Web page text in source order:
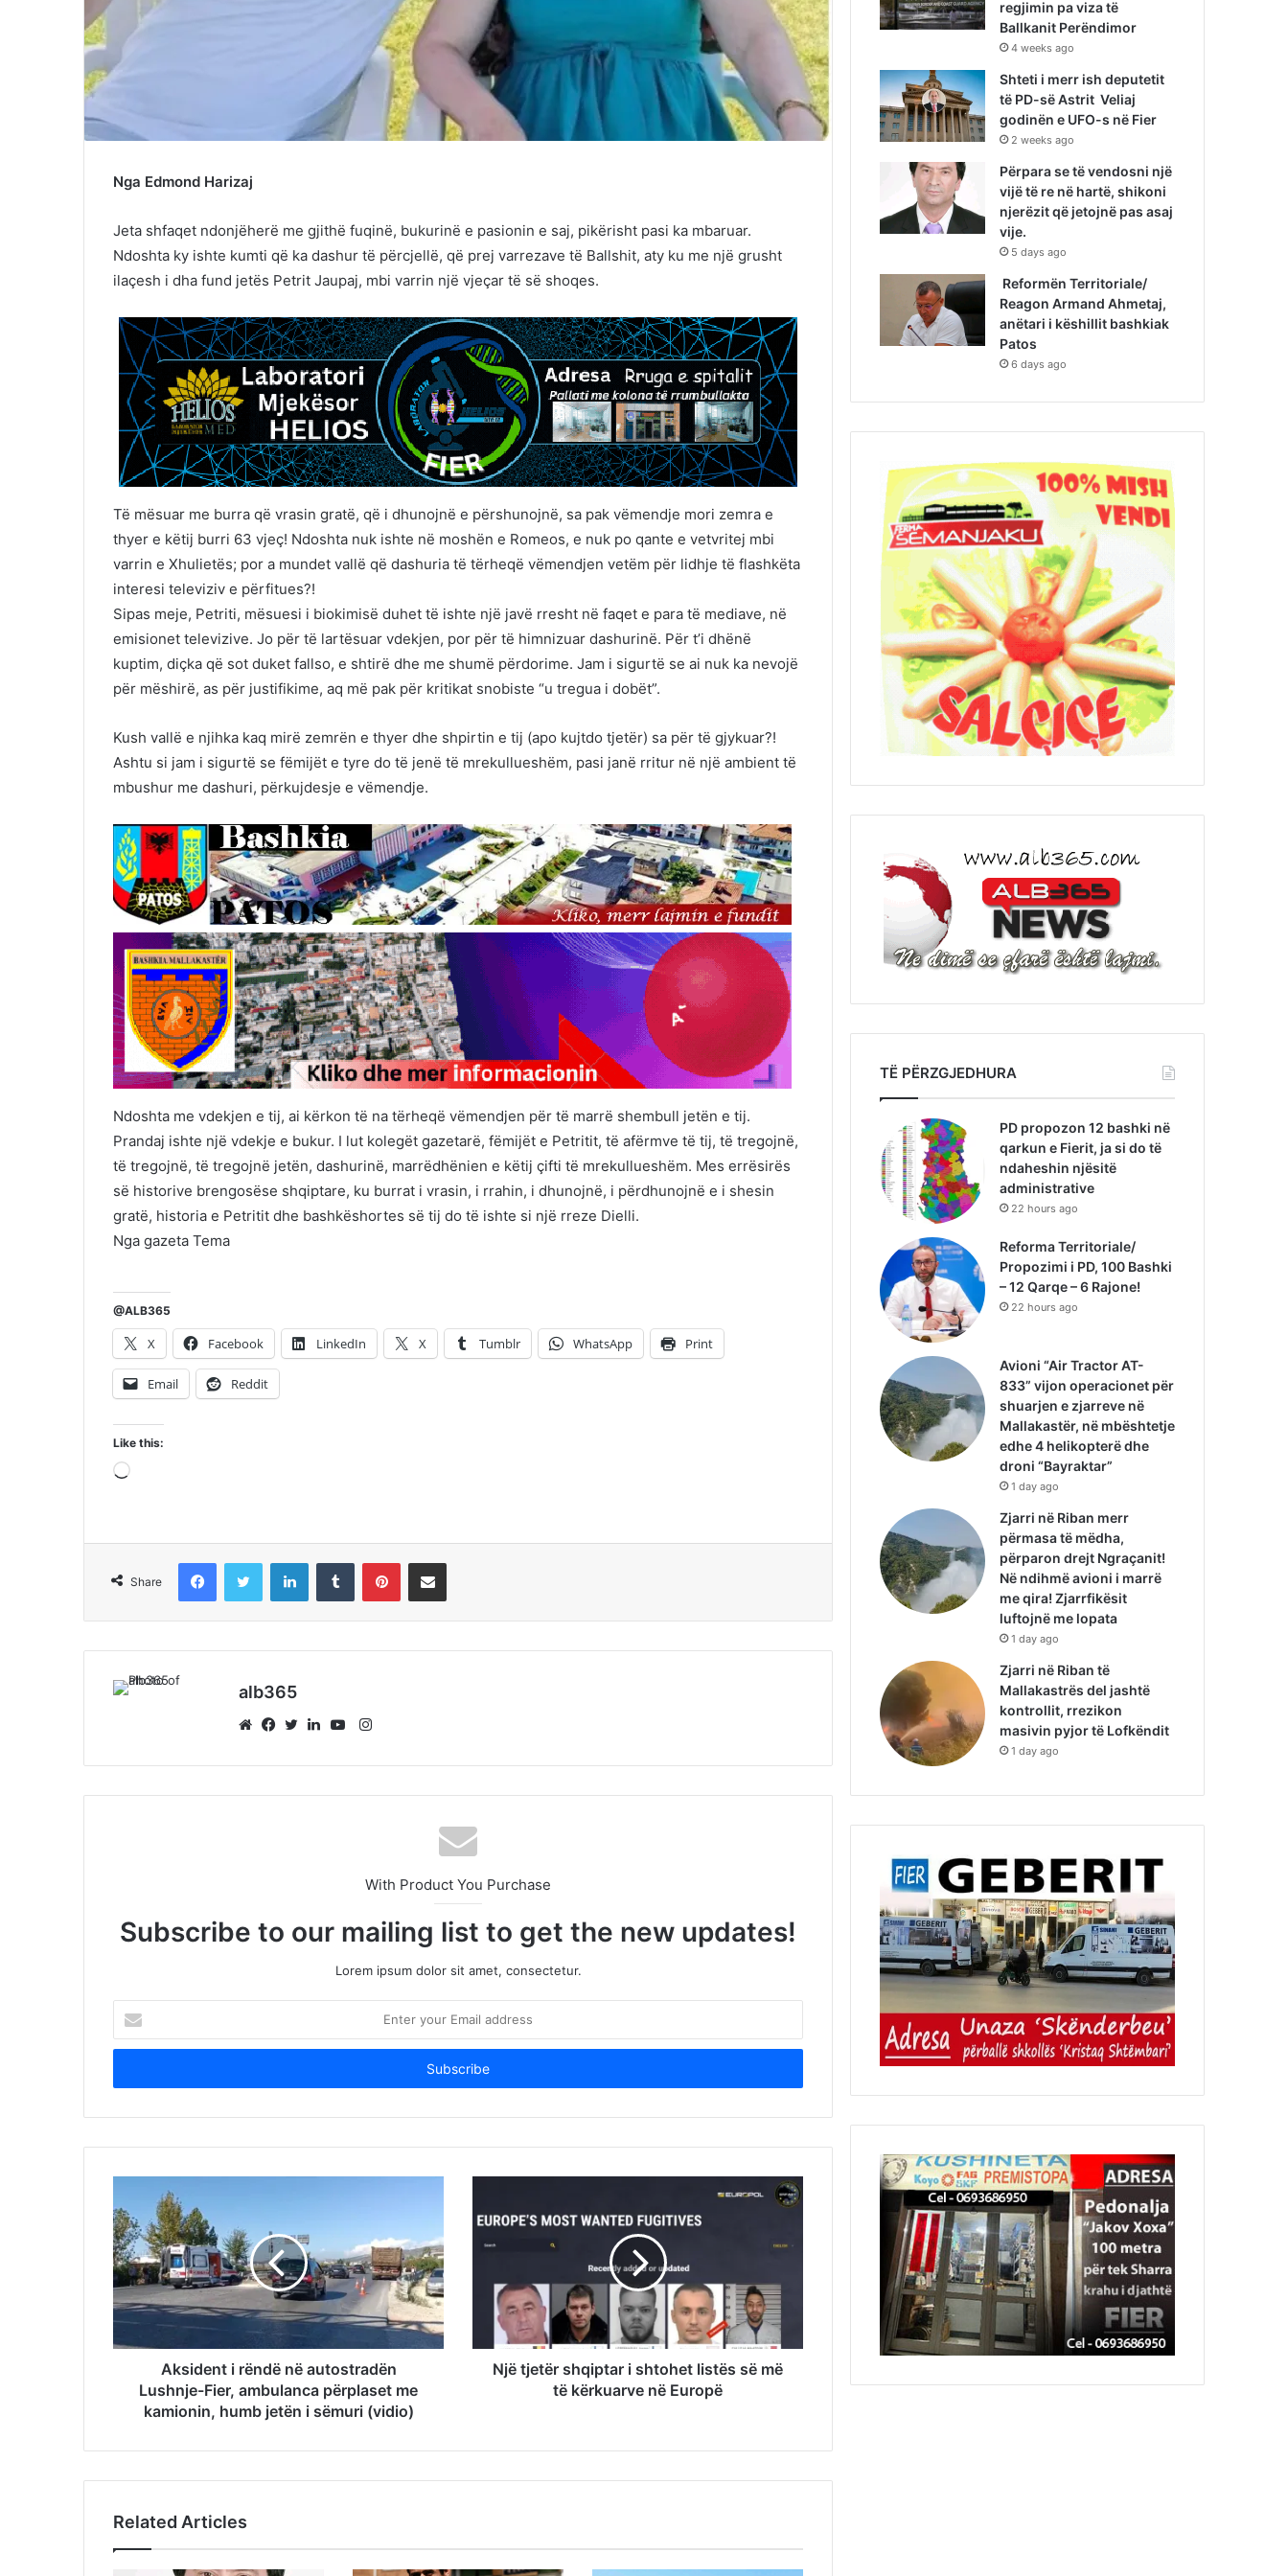
Nga Edmond Harizaj
Jeta shfaqet ndonjëherë me gjithë fuqinë, bukurinë e pasionin e saj, pikërisht pasi ka mbaruar.
Ndoshta ky ishte kumti që ka dashur të përcjellë, që prej varrezave të Ballshit, aty ku me një grusht
ilaçesh i dha fund jetës Petrit Jaupaj, mbi varrin një vjeçar të së shoqes.
Të mësuar me burra që vrasin gratë, që i dhunojnë e përshunojnë, sa pak vëmendje mori zemra e
thyer e këtij burri 63 vjeç! Ndoshta nuk ishte në moshën e Romeos, e nuk po qante e vetvritej mbi
varrin e Xhulietës; por a mundet vallë që dashuria të tërheqë vëmendjen vetëm për lidhje të flashkëta
interesi televiziv e përfitues?!
Sipas meje, Petriti, mësuesi i biokimisë duhet të ishte një javë rresht në faqet e para të mediave, në
emisionet televizive. Jo për të lartësuar vdekjen, por për të himnizuar dashurinë. Për t’i dhënë
kuptim, diçka që sot duket fallso, e shtirë dhe me shumë përdorime. Jam i sigurtë se ai nuk ka nevojë
për mëshirë, as për justifikime, aq më pak për kritikat snobiste “u tregua i dobët”.
Kush vallë e njihka kaq mirë zemrën e thyer dhe shpirtin e tij (apo kujtdo tjetër) sa për të gjykuar?!
Ashtu si jam i sigurtë se fëmijët e tyre do të jenë të mrekullueshëm, pasi janë rritur në një ambient të
mbushur me dashuri, përkujdesje e vëmendje.
Ndoshta me vdekjen e tij, ai kërkon të na tërheqë vëmendjen për të marrë shembull jetën e tij.
Prandaj ishte një vdekje e bukur. I lut kolegët gazetarë, fëmijët e Petritit, të afërmve të tij, të tregojnë,
të tregojnë, të tregojnë jetën, dashurinë, marrëdhënien e këtij çifti të mrekullueshëm. Mes errësirës
së historive brengosëse shqiptare, ku burrat i vrasin, i rrahin, i dhunojnë, i përdhunojnë e i shesin
gratë, historia e Petritit dhe bashkëshortes së tij do të ishte si një rreze Dielli.
Nga gazeta Tema
@ALB365
X Facebook LinkedIn X Tumblr WhatsApp Print
Email Reddit
Like this:
Loading…
Share
FacebookTwitter LinkedInTumblr PinterestShare via Email
alb365
Instagram
With Product You Purchase
Subscribe to our mailing list to get the new updates!
Lorem ipsum dolor sit amet, consectetur.
your
Email
Aksident i rëndë në autostradën
Lushnje-Fier, ambulanca përplaset me
kamionin, humb jetën i sëmuri (vidio)
Një tjetër shqiptar i shtohet listës së më
të kërkuarve në Europë
Related Articles
regjimin pa viza të
Ballkanit Perëndimor
4 weeks ago
Shteti i merr ish deputetit
të PD-së Astrit Veliaj
godinën e UFO-s në Fier
2 weeks ago
Përpara se të vendosni një
vijë të re në hartë, shikoni
njerëzit që jetojnë pas asaj
vije.
5 days ago
Reformën Territoriale/
Reagon Armand Ahmetaj,
anëtari i këshillit bashkiak
Patos
6 days ago
TË PËRZGJEDHURA
PD propozon 12 bashki në
qarkun e Fierit, ja si do të
ndaheshin njësitë
administrative
22 hours ago
Reforma Territoriale/
Propozimi i PD, 100 Bashki
– 12 Qarqe – 6 Rajone!
22 hours ago
Avioni “Air Tractor AT-
833” vijon operacionet për
shuarjen e zjarreve në
Mallakastër, në mbështetje
edhe 4 helikopterë dhe
droni “Bayraktar”
1 day ago
Zjarri në Riban merr
përmasa të mëdha,
përparon drejt Ngraçanit!
Në ndihmë avioni i marrë
me qira! Zjarrfikësit
luftojnë me lopata
1 day ago
Zjarri në Riban të
Mallakastrës del jashtë
kontrollit, rrezikon
masivin pyjor të Lofkëndit
1 day ago